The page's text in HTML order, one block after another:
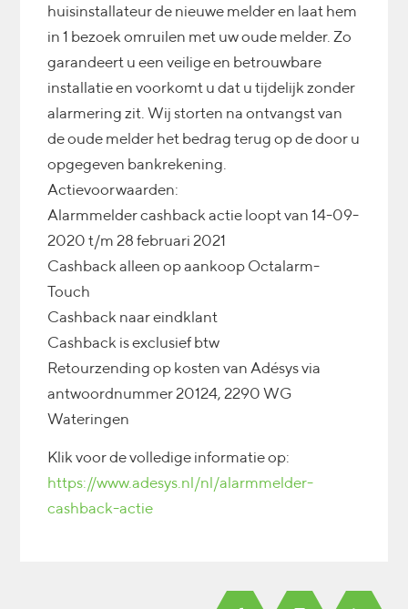
huisinstallateur de nieuwe melder en laat hem
in 1 bezoek omruilen met uw oude melder. Zo
garandeert u een veilige en betrouwbare
installatie en voorkomt u dat u tijdelijk zonder
alarmering zit. Wij storten na ontvangst van
de oude melder het bedrag terug op de door u
opgegeven bankrekening.
Actievoorwaarden:
Alarmmelder cashback actie loopt van 14-09-
2020 t/m 28 februari 2021
Cashback alleen op aankoop Octalarm-
Touch
Cashback naar eindklant
Cashback is exclusief btw
Retourzending op kosten van Adésys via
antwoordnummer 20124, 2290 WG
Wateringen
Klik voor de volledige informatie op:
https://www.adesys.nl/nl/alarmmelder-
cashback-actie